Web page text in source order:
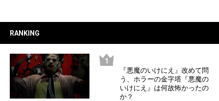
RANKING
『悪魔のいけにえ』改めて問
う、ホラーの金字塔『悪魔の
いけにえ』は何故怖かったの
か？